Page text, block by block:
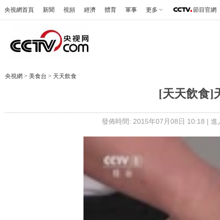
央視網首頁 新聞 視頻 經濟 體育 軍事 更多 節目官網
央視網 > 美食台 > 天天飲食
[天天飲食]
發佈時間: 2015年07月08日 10:18 | 進